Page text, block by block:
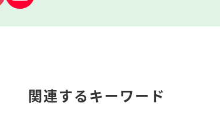
関連するキーワード